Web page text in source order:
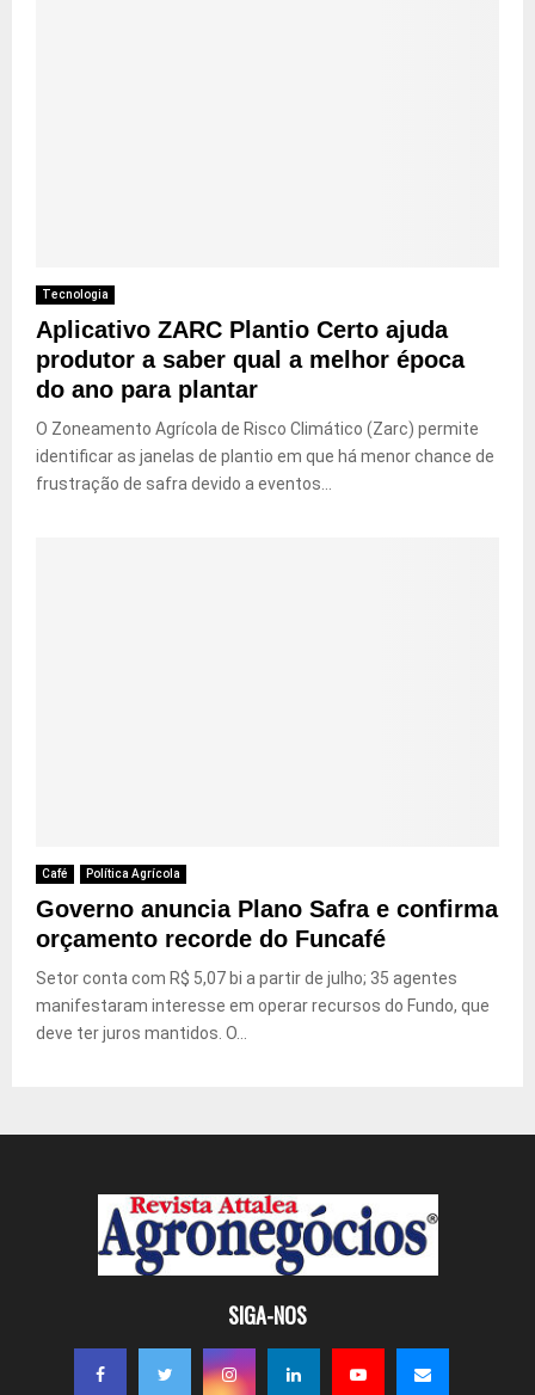
Tecnologia
Aplicativo ZARC Plantio Certo ajuda
produtor a saber qual a melhor época
do ano para plantar
O Zoneamento Agrícola de Risco Climático (Zarc) permite
identificar as janelas de plantio em que há menor chance de
frustração de safra devido a eventos...
Café Política Agrícola
Governo anuncia Plano Safra e confirma
orçamento recorde do Funcafé
Setor conta com R$ 5,07 bi a partir de julho; 35 agentes
manifestaram interesse em operar recursos do Fundo, que
deve ter juros mantidos. O...
SIGA-NOS